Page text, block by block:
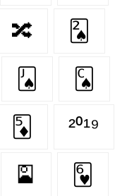
🔀 🂢
🂫 🂬
🃅 ²⁰¹⁹
🎴 🂶